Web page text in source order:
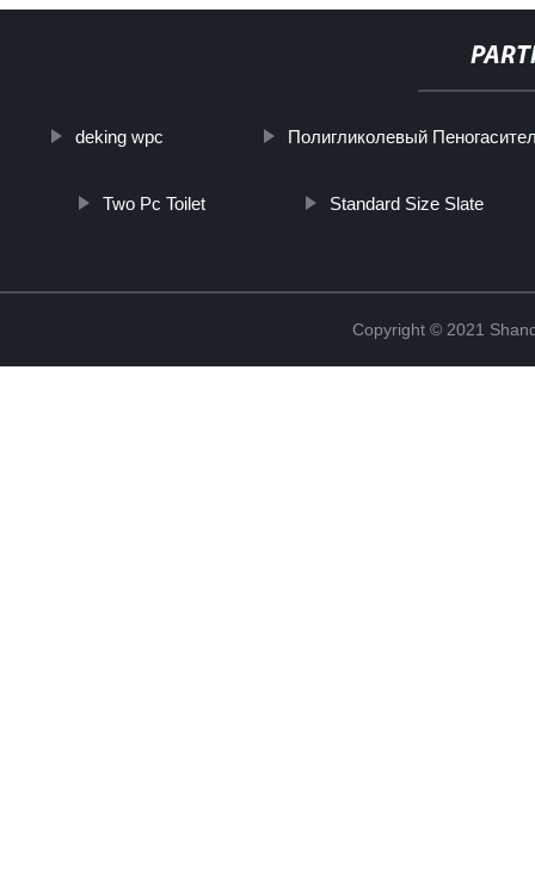
deking wpc Полигликолевый
Two Pc Toilet Standard Size Slate
Copyright © 2021